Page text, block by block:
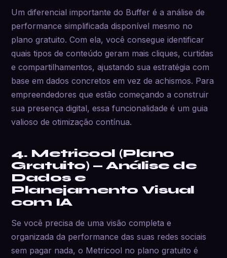
Um diferencial importante do Buffer é a análise de
performance simplificada disponível mesmo no
plano gratuito. Com ela, você consegue identificar
quais tipos de conteúdo geram mais cliques, curtidas
e compartilhamentos, ajustando sua estratégia com
base em dados concretos em vez de achismos. Para
empreendedores que estão começando a construir
sua presença digital, essa funcionalidade é um guia
valioso de otimização contínua.
4. Metricool (Plano
Gratuito) — Análise de
Dados e
Planejamento Visual
com IA
Se você precisa de uma visão completa e
organizada da performance das suas redes sociais
sem pagar nada, o Metricool no plano gratuito é